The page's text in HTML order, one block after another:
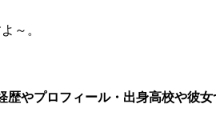
～。
やプロフィール・出身高校や彼女